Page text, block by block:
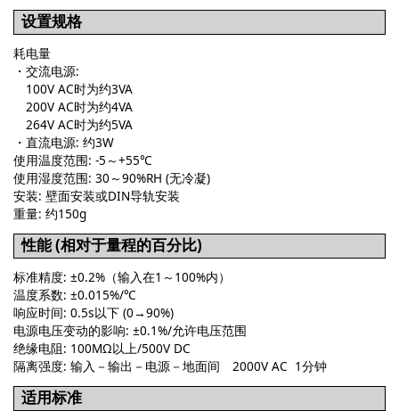
设置规格
耗电量
・交流电源:
100V AC时为约3VA
200V AC时为约4VA
264V AC时为约5VA
・直流电源: 约3W
使用温度范围: -5～+55℃
使用湿度范围: 30～90%RH (无冷凝)
安装: 壁面安装或DIN导轨安装
重量: 约150g
性能 (相对于量程的百分比)
标准精度: ±0.2%（输入在1～100%内）
温度系数: ±0.015%/℃
响应时间: 0.5s以下 (0→90%)
电源电压变动的影响: ±0.1%/允许电压范围
绝缘电阻: 100MΩ以上/500V DC
隔离强度: 输入－输出－电源－地面间 2000V AC 1分钟
适用标准